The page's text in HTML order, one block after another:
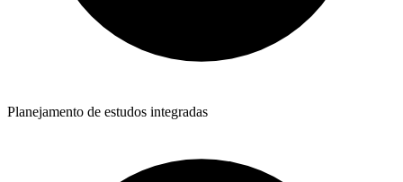
Planejamento de estudos integradas